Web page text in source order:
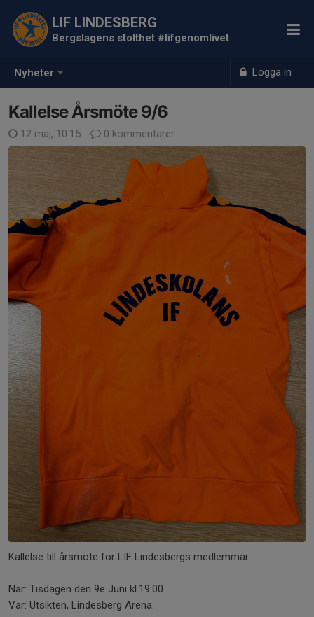
Nyheter Logga in
LIF LINDESBERG
Bergslagens stolthet #lifgenomlivet
Kallelse Årsmöte 9/6
12 maj, 10:15 0 kommentarer
Kallelse till årsmöte för LIF Lindesbergs medlemmar.
När: Tisdagen den 9e Juni kl.19:00
Var: Utsikten, Lindesberg Arena.